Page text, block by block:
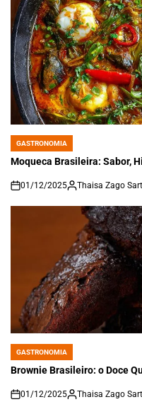
POSTED
IN
GASTRONOMIA
Moqueca Brasileira: Sabor,
on
01/12/2025 Thaisa Zago
POSTED
IN
GASTRONOMIA
Brownie Brasileiro: o Doce
on
01/12/2025 Thaisa Zago